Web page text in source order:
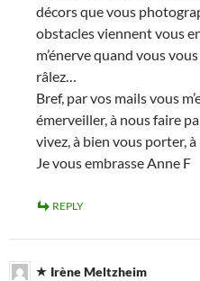
décors que vous
obstacles viennent vous
m’énerve quand vous
râlez…
Bref, par vos mails vous
émerveiller, à nous faire
vivez, à bien vous porter,
Je vous embrasse Anne F
REPLY
Irène Meltzheim